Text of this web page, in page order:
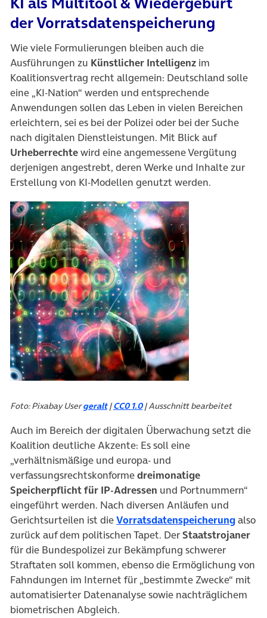
der Vorratsdatenspeicherung
Wie viele Formulierungen bleiben auch die
Ausführungen zu Künstlicher Intelligenz im
Koalitionsvertrag recht allgemein: Deutschland solle
eine „KI-Nation“ werden und entsprechende
Anwendungen sollen das Leben in vielen Bereichen
erleichtern, sei es bei der Polizei oder bei der Suche
nach digitalen Dienstleistungen. Mit Blick auf
Urheberrechtewird eine angemessene Vergütung
derjenigen angestrebt, deren Werke und Inhalte zur
Erstellung von KI-Modellen genutzt werden.
Foto: Pixabay Usergeralt|CC0 1.0| Ausschnitt bearbeitet
Auch im Bereich der digitalen Überwachung setzt die
Koalition deutliche Akzente: Es soll eine
„verhältnismäßige und europa- und
verfassungsrechtskonformedreimonatige
Speicherpflicht für IP-Adressen und Portnummern“
eingeführt werden. Nach diversen Anläufen und
Gerichtsurteilen ist dieVorratsdatenspeicherungalso
zurück auf dem politischen Tapet. DerStaatstrojaner
für die Bundespolizei zur Bekämpfung schwerer
Straftaten soll kommen, ebenso die Ermöglichung von
Fahndungen im Internet für „bestimmte Zwecke“ mit
automatisierter Datenanalyse sowie nachträglichem
biometrischen Abgleich.